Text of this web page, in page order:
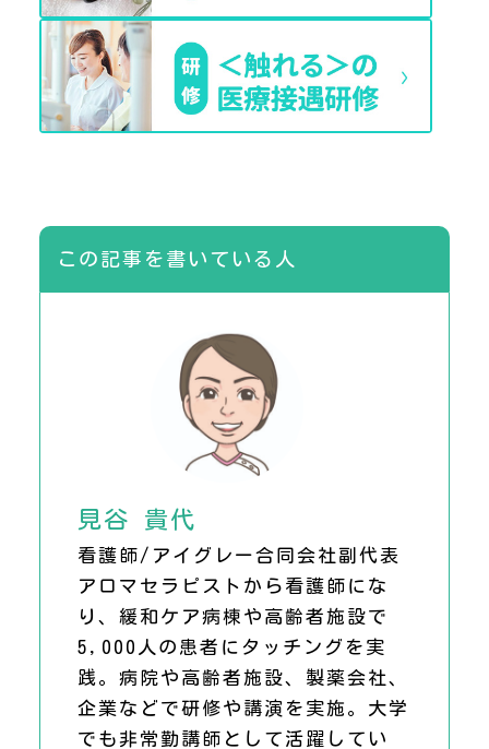
この記事を書いている人
見谷 貴代
看護師/アイグレー合同会社副代表
アロマセラピストから看護師にな
り、緩和ケア病棟や高齢者施設で
5,000人の患者にタッチングを実
践。病院や高齢者施設、製薬会社、
企業などで研修や講演を実施。大学
でも非常勤講師として活躍してい